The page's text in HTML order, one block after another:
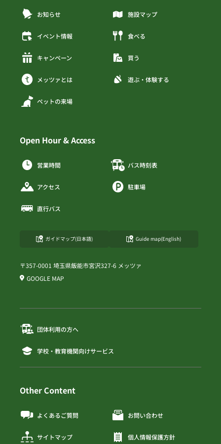
お知らせ
イベント情報
キャンペーン
メッツァとは
ペットの来場
施設マップ
食べる
買う
遊ぶ・体験する
Open Hour & Access
営業時間
アクセス
直行バス
バス時刻表
駐車場
ガイドマップ(日本語) Guide map(English)
〒357-0001 埼玉県飯能市宮沢327-6 メッツァ
GOOGLE MAP
団体利用の方へ
学校・教育機関向けサービス
Other Content
よくあるご質問
サイトマップ
お問い合わせ
個人情報保護方針